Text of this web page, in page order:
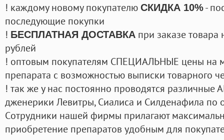
! каждому новому покупателю СКИДКА 10%-
последующие покупки
! БЕСПЛАТНАЯ ДОСТАВКА при заказе
рублей
! оптовым покупателям СПЕЦИАЛЬНЫЕ цены на
препарата с возможностью выписки товарного
! так же у нас постоянно проводятся
дженерики Левитры, Сиалиса и Силденафила по
Cотрудники нашей фирмы прилагают
приобретение препаратов удобным для